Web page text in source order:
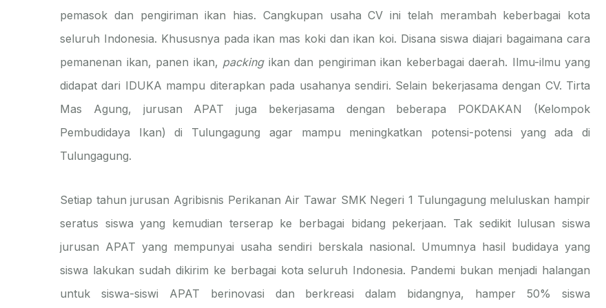
pemasok dan pengiriman ikan hias. Cangkupan usaha CV ini telah merambah keberbagai kota
seluruh Indonesia. Khususnya pada ikan mas koki dan ikan koi. Disana siswa diajari bagaimana cara
pemanenan ikan, panen ikan, packing ikan dan pengiriman ikan keberbagai daerah. Ilmu-ilmu yang
didapat dari IDUKA mampu diterapkan pada usahanya sendiri. Selain bekerjasama dengan CV. Tirta
Mas Agung, jurusan APAT juga bekerjasama dengan beberapa POKDAKAN (Kelompok
Pembudidaya Ikan) di Tulungagung agar mampu meningkatkan potensi-potensi yang ada di
Tulungagung.
Setiap tahun jurusan Agribisnis Perikanan Air Tawar SMK Negeri 1 Tulungagung meluluskan hampir
seratus siswa yang kemudian terserap ke berbagai bidang pekerjaan. Tak sedikit lulusan siswa
jurusan APAT yang mempunyai usaha sendiri berskala nasional. Umumnya hasil budidaya yang
siswa lakukan sudah dikirim ke berbagai kota seluruh Indonesia. Pandemi bukan menjadi halangan
untuk siswa-siswi APAT berinovasi dan berkreasi dalam bidangnya, hamper 50% siswa